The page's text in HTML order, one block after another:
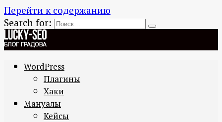
Перейти к содержанию
Search for:
WordPress
Плагины
Хаки
Мануалы
Кейсы